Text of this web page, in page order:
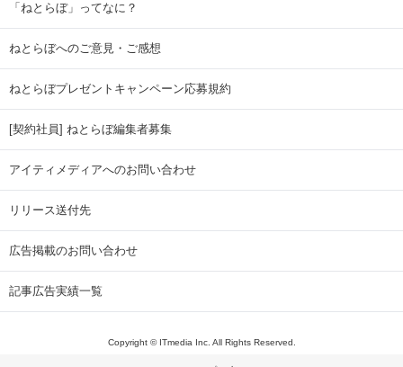
「ねとらぼ」ってなに？
ねとらぼへのご意見・ご感想
ねとらぼプレゼントキャンペーン応募規約
[契約社員] ねとらぼ編集者募集
アイティメディアへのお問い合わせ
リリース送付先
広告掲載のお問い合わせ
記事広告実績一覧
Copyright © ITmedia Inc. All Rights Reserved.